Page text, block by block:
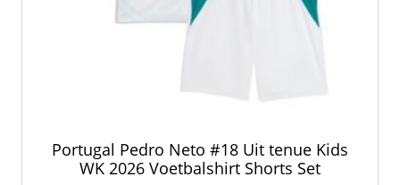
Portugal Pedro Neto #18 Uit tenue Kids
WK 2026 Voetbalshirt Shorts Set